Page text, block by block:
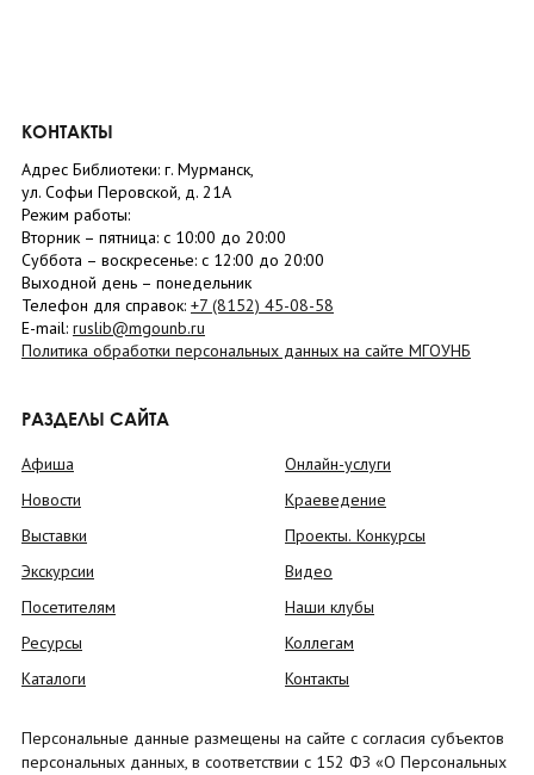
КОНТАКТЫ
Адрес Библиотеки: г. Мурманск,
ул. Софьи Перовской, д. 21А
Режим работы:
Вторник – пятница: с 10:00 до 20:00
Суббота – воскресенье: c 12:00 до 20:00
Выходной день – понедельник
Телефон для справок: +7 (8152) 45-08-58
E-mail: ruslib@mgounb.ru
Политика обработки персональных данных на сайте МГОУНБ
РАЗДЕЛЫ САЙТА
Афиша
Новости
Выставки
Экскурсии
Посетителям
Ресурсы
Каталоги
Онлайн-услуги
Краеведение
Проекты. Конкурсы
Видео
Наши клубы
Коллегам
Контакты
Персональные данные размещены на сайте с согласия субъектов
персональных данных, в соответствии с 152 ФЗ «О Персональных